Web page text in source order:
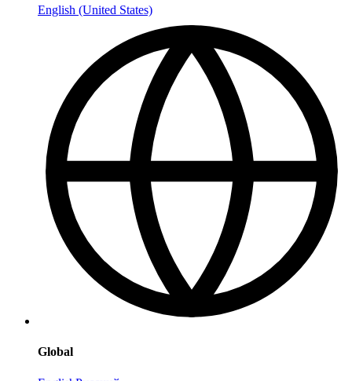
English (United States)
Global